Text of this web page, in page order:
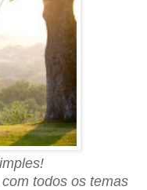
com todos os temas